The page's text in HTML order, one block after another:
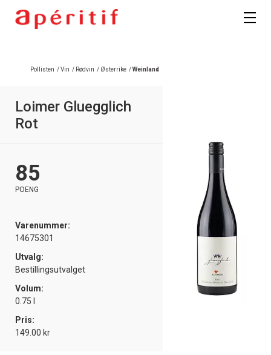
Pollisten /Vin / Rødvin / Østerrike /Weinland
Loimer Gluegglich
Rot
85
POENG
Varenummer:
14675301
Utvalg:
Bestillingsutvalget
Volum:
0.75 l
Pris:
149.00 kr